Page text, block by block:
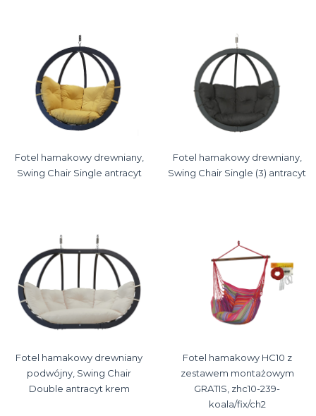
Fotel hamakowy drewniany,
Swing Chair Single antracyt
Fotel hamakowy drewniany,
Swing Chair Single (3) antracyt
Fotel hamakowy drewniany
podwójny, Swing Chair
Double antracyt krem
Fotel hamakowy HC10 z
zestawem montażowym
GRATIS, zhc10-239-
koala/fix/ch2